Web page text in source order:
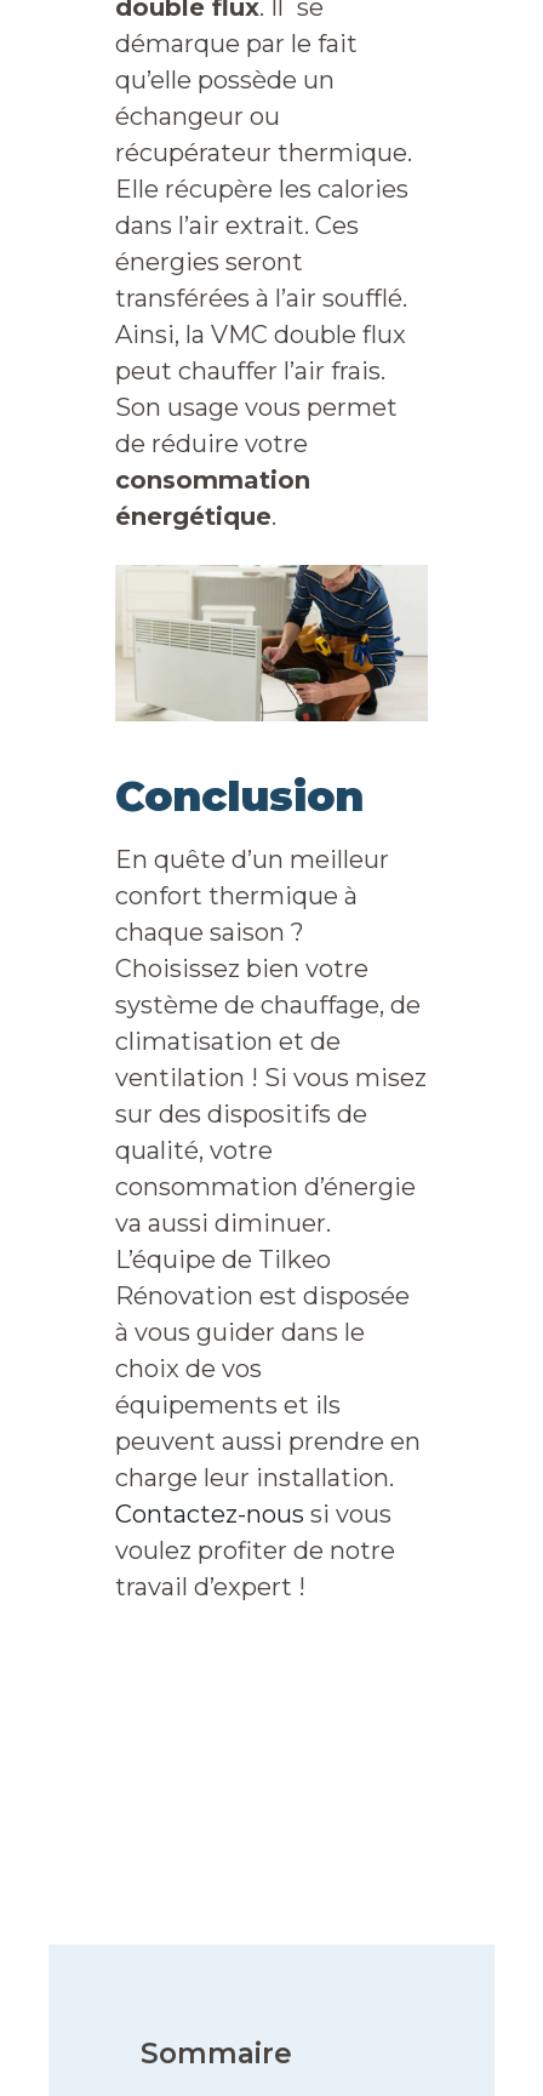
double flux. Il se
démarque par le fait
qu’elle possède un
échangeur ou
récupérateur thermique.
Elle récupère les calories
dans l’air extrait. Ces
énergies seront
transférées à l’air soufflé.
Ainsi, la VMC double flux
peut chauffer l’air frais.
Son usage vous permet
de réduire votre
consommation
énergétique.
Conclusion
En quête d’un meilleur
confort thermique à
chaque saison ?
Choisissez bien votre
système de chauffage, de
climatisation et de
ventilation ! Si vous misez
sur des dispositifs de
qualité, votre
consommation d’énergie
va aussi diminuer.
L’équipe de Tilkeo
Rénovation est disposée
à vous guider dans le
choix de vos
équipements et ils
peuvent aussi prendre en
charge leur installation.
Contactez-nous si vous
voulez profiter de notre
travail d’expert !
Sommaire